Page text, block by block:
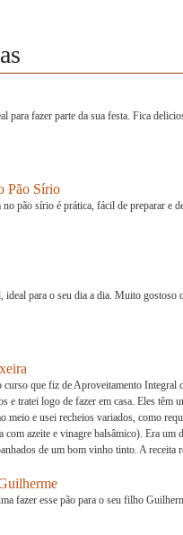
para fazer parte da sua festa. Fica
Pão Sírio
pão sírio é prática, fácil de preparar e
ideal para o seu dia a dia. Muito gostoso
curso que fiz de Aproveitamento
e tratei logo de fazer em casa. Eles têm
meio e usei recheios variados, como
com azeite e vinagre balsâmico). Era um
de um bom vinho tinto. A receita
fazer esse pão para o seu filho